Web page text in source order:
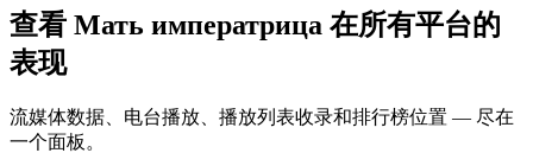
查看 Мать императрица 在所有平台的
表现
流媒体数据、电台播放、播放列表收录和排行榜位置 — 尽在
一个面板。